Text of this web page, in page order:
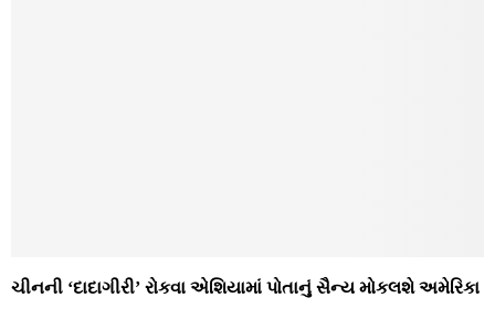
ચીનની ‘દાદાગીરી’ રોકવા એશિયામાં પોતાનું સૈન્ય મોકલશે અમેરિકા